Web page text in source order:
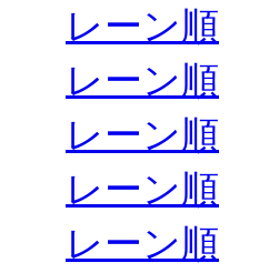
レーン順
レーン順
レーン順
レーン順
レーン順